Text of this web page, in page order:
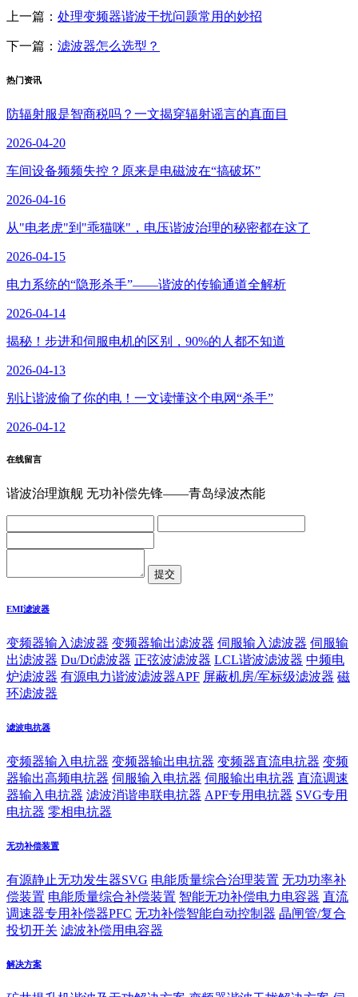
上一篇： 处理变频器谐波干扰问题常用的妙招
下一篇： 滤波器怎么选型？
热门资讯
防辐射服是智商税吗？一文揭穿辐射谣言的真面目
2026-04-20
车间设备频频失控？原来是电磁波在“搞破坏”
2026-04-16
从"电老虎"到"乖猫咪"，电压谐波治理的秘密都在这了
2026-04-15
电力系统的“隐形杀手”——谐波的传输通道全解析
2026-04-14
揭秘！步进和伺服电机的区别，90%的人都不知道
2026-04-13
别让谐波偷了你的电！一文读懂这个电网“杀手”
2026-04-12
在线留言
谐波治理旗舰 无功补偿先锋——青岛绿波杰能
EMI滤波器
变频器输入滤波器 变频器输出滤波器 伺服输入滤波器 伺服输
出滤波器 Du/Dt滤波器 正弦波滤波器 LCL谐波滤波器 中频电
炉滤波器 有源电力谐波滤波器APF 屏蔽机房/军标级滤波器 磁
环滤波器
滤波电抗器
变频器输入电抗器 变频器输出电抗器 变频器直流电抗器 变频
器输出高频电抗器 伺服输入电抗器 伺服输出电抗器 直流调速
器输入电抗器 滤波消谐串联电抗器 APF专用电抗器 SVG专用
电抗器 零相电抗器
无功补偿装置
有源静止无功发生器SVG 电能质量综合治理装置 无功功率补
偿装置 电能质量综合补偿装置 智能无功补偿电力电容器 直流
调速器专用补偿器PFC 无功补偿智能自动控制器 晶闸管/复合
投切开关 滤波补偿用电容器
解决方案